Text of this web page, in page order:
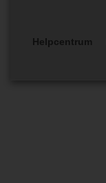
Helpcentrum